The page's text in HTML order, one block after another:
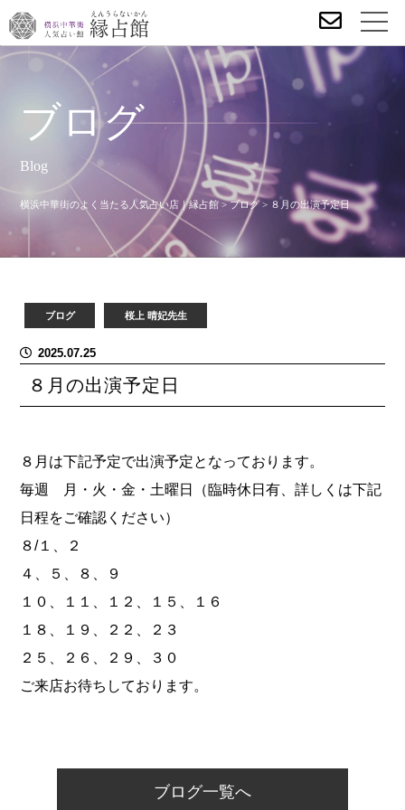
ブログ
Blog
横浜中華街のよく当たる人気占い店｜縁占館 >ブログ> ８月の出演予定日
ブログ 桜上 晴妃先生
2025.07.25
８月の出演予定日
８月は下記予定で出演予定となっております。
毎週 月・火・金・土曜日（臨時休日有、詳しくは下記
日程をご確認ください）
８/１、２
４、５、８、９
１０、１１、１２、１５、１６
１８、１９、２２、２３
２５、２６、２９、３０
ご来店お待ちしております。
ブログ一覧へ